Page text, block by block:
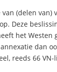
(delen
Deze
het
dan
reeds 66